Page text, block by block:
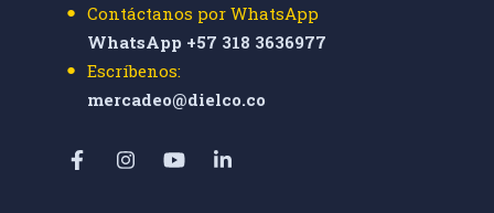
Contáctanos por WhatsApp
WhatsApp +57 318 3636977
Escríbenos:
mercadeo@dielco.co